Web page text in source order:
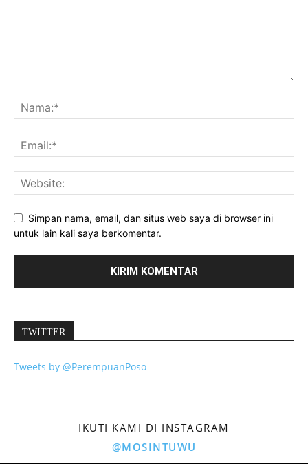
Simpan nama, email, dan situs web saya di browser ini
untuk lain kali saya berkomentar.
TWITTER
Tweets by @PerempuanPoso
IKUTI KAMI DI INSTAGRAM
@MOSINTUWU